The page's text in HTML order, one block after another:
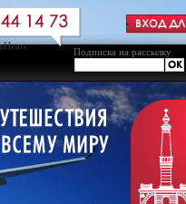
Подписка на рассылку